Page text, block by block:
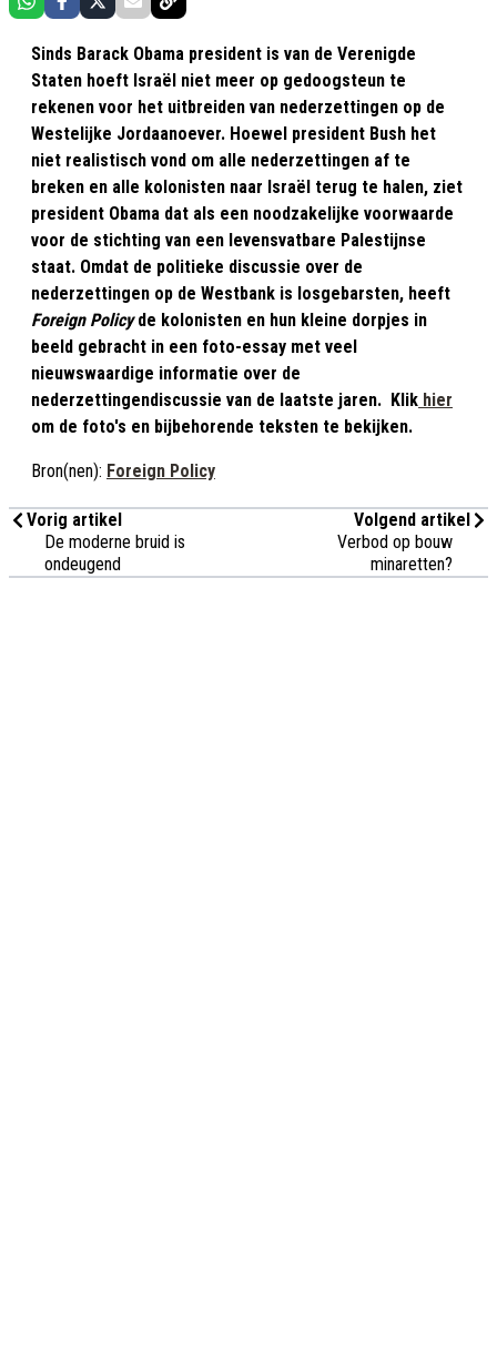
Sinds Barack Obama president is van de Verenigde
Staten hoeft Israël niet meer op gedoogsteun te
rekenen voor het uitbreiden van nederzettingen op de
Westelijke Jordaanoever. Hoewel president Bush het
niet realistisch vond om alle nederzettingen af te
breken en alle kolonisten naar Israël terug te halen, ziet
president Obama dat als een noodzakelijke voorwaarde
voor de stichting van een levensvatbare Palestijnse
staat. Omdat de politieke discussie over de
nederzettingen op de Westbank is losgebarsten, heeft
Foreign Policyde kolonisten en hun kleine dorpjes in
beeld gebracht in een foto-essay met veel
nieuwswaardige informatie over de
nederzettingendiscussie van de laatste jaren. Klik hier
om de foto's en bijbehorende teksten te bekijken.
Bron(nen): Foreign Policy
Vorig artikel
De moderne bruid is
ondeugend
Volgend artikel
Verbod op bouw
minaretten?